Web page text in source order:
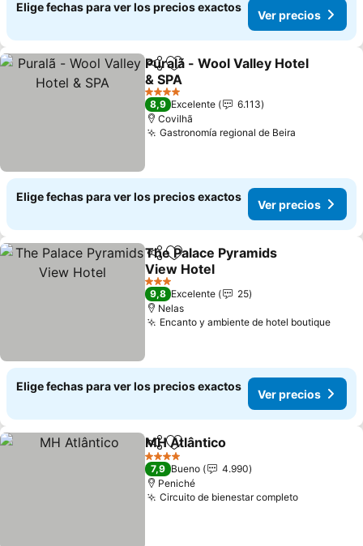
Elige fechas para ver los precios exactos
Ver precios
CompartirAgregar a favoritos
Puralã - Wool Valley Hotel
& SPA
4 Estrellas
8,9 Excelente
6.113
Covilhã
Gastronomía regional de Beira
Elige fechas para ver los precios exactos
Ver precios
Compartir
Agregar a favoritos
The Palace Pyramids
View Hotel
3 Estrellas
9,8 Excelente
25
Nelas
Encanto y ambiente de hotel boutique
Elige fechas para ver los precios exactos
Ver precios
CompartirAgregar a favoritos
MH Atlântico
4 Estrellas
7,9 Bueno
4.990
Peniché
Circuito de bienestar completo